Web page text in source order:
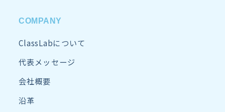
COMPANY
ClassLabについて
代表メッセージ
会社概要
沿革